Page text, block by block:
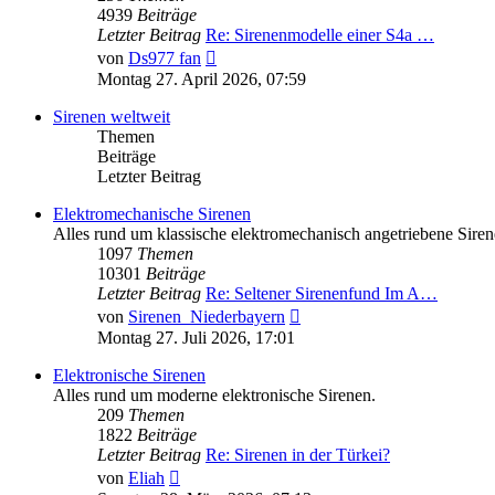
4939 Beiträge
Letzter Beitrag Re: Sirenenmodelle einer S4a …
von Ds977 fan
Beitrag
Montag 27. April 2026, 07:59
Sirenen weltweit
Themen
Beiträge
Letzter Beitrag
Elektromechanische Sirenen
Alles rund um klassische elektromechanisch angetriebene
1097 Themen
10301 Beiträge
Letzter Beitrag Re: Seltener Sirenenfund Im A…
von Sirenen_Niederbayern
Montag 27. Juli 2026, 17:01
Elektronische Sirenen
Alles rund um moderne elektronische Sirenen.
209 Themen
1822 Beiträge
Letzter Beitrag Re: Sirenen in der Türkei?
von Eliah